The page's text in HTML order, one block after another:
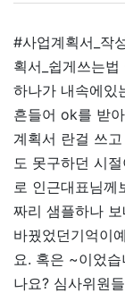
#사업계획서_작
획서_쉽게쓰는
하나가 내속에있
흔들어 ok를 받
계획서 란걸 쓰
도 못구하던 시
로 인근대표님께
짜리 샘플하나
바꿨었던기억이
요. 혹은 ~이었
나요? 심사위원